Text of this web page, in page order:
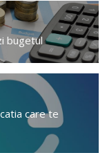
bugetul
care te